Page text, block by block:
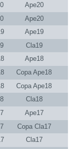
Ape20
Ape20
Ape19
Cla19
Ape18
Copa Ape18
Copa Ape18
Cla18
Ape17
Copa Cla17
Cla17